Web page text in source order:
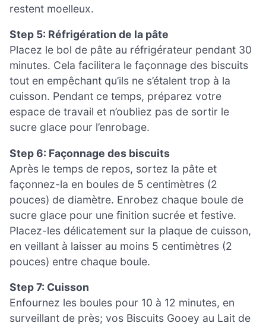
restent moelleux.
Step 5: Réfrigération de la pâte
Placez le bol de pâte au réfrigérateur pendant 30
minutes. Cela facilitera le façonnage des biscuits
tout en empêchant qu’ils ne s’étalent trop à la
cuisson. Pendant ce temps, préparez votre
espace de travail et n’oubliez pas de sortir le
sucre glace pour l’enrobage.
Step 6: Façonnage des biscuits
Après le temps de repos, sortez la pâte et
façonnez-la en boules de 5 centimètres (2
pouces) de diamètre. Enrobez chaque boule de
sucre glace pour une finition sucrée et festive.
Placez-les délicatement sur la plaque de cuisson,
en veillant à laisser au moins 5 centimètres (2
pouces) entre chaque boule.
Step 7: Cuisson
Enfournez les boules pour 10 à 12 minutes, en
surveillant de près; vos Biscuits Gooey au Lait de